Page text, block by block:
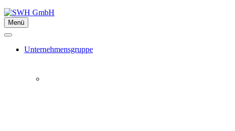
Menü
Unternehmensgruppe